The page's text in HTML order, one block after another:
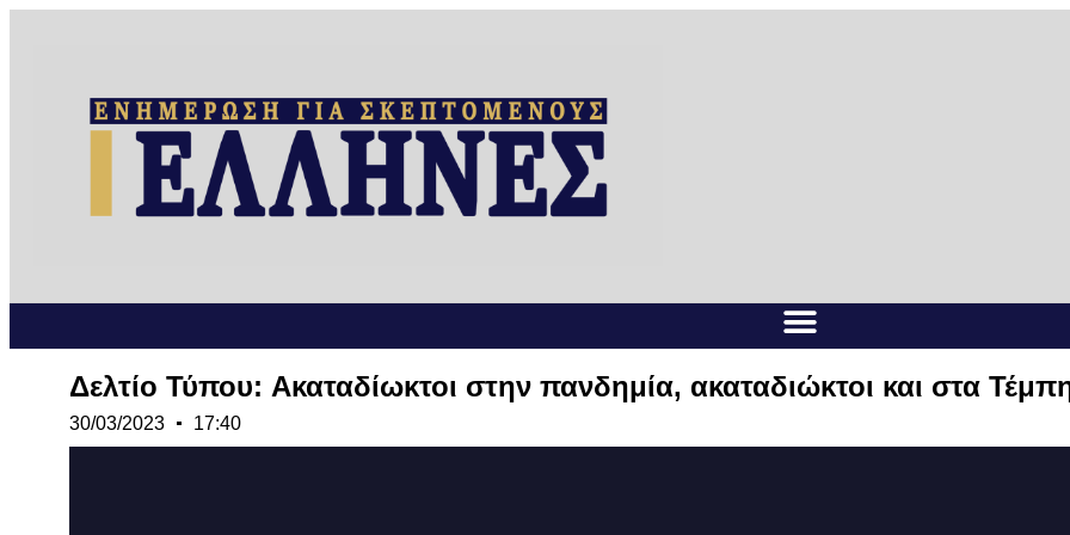
Δελτίο Τύπου: Aκαταδίωκτοι στην πανδημία, ακαταδιώκτοι και στα
30/03/2023 17:40